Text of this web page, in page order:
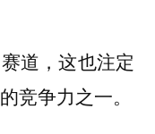
道，这也注定
竞争力之一。